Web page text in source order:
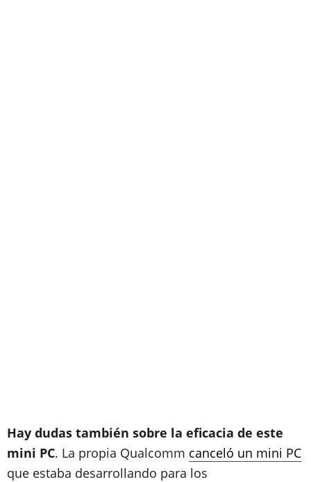
Hay dudas también sobre la eficacia de este
mini PC. La propia Qualcomm canceló un mini PC
que estaba desarrollando para los